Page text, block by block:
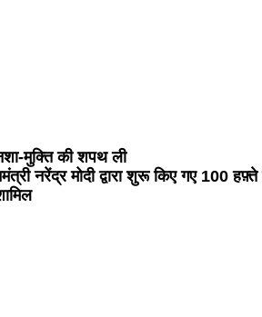
मुक्ति की शपथ ली
नरेंद्र मोदी द्वारा शुरू किए गए 100